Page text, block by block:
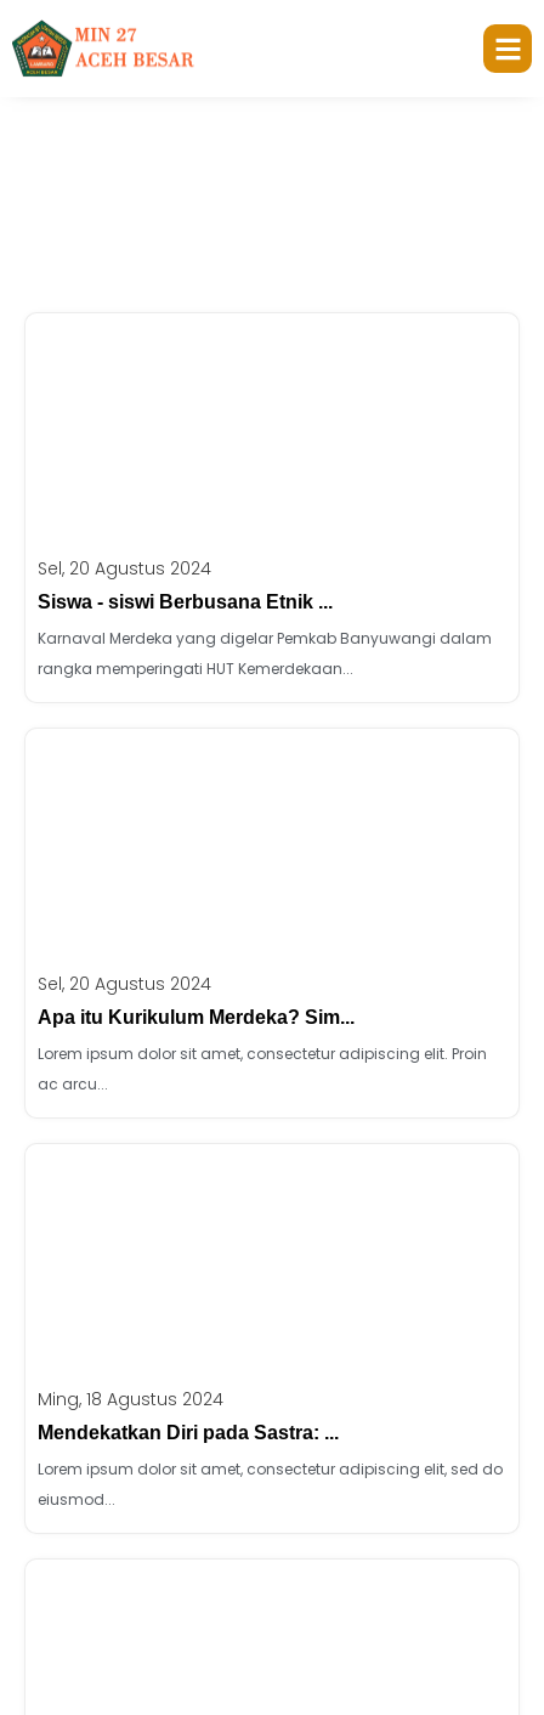
Sel, 20 Agustus 2024
Siswa - siswi Berbusana Etnik ...
Karnaval Merdeka yang digelar Pemkab Banyuwangi dalam
rangka memperingati HUT Kemerdekaan...
Sel, 20 Agustus 2024
Apa itu Kurikulum Merdeka? Sim...
Lorem ipsum dolor sit amet, consectetur adipiscing elit. Proin
ac arcu...
Ming, 18 Agustus 2024
Mendekatkan Diri pada Sastra: ...
Lorem ipsum dolor sit amet, consectetur adipiscing elit, sed do
eiusmod...